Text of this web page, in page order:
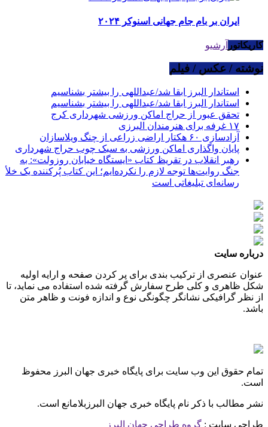
ایران بر بام جام جهانی اسنوکر ۲۰۲۴
کاریکاتور آرشیو
نوشته / عکس / فیلم
استاندار البرز ابقا شد/عبداللهی را بیشتر بشناسیم
استاندار البرز ابقا شد/عبداللهی را بیشتر بشناسیم
تحقق عبور از حراج اماکن ورزشی شهرداری کرج
۱۷ غرفه برای هنرمندان البرزی
آزادسازی ۶۰ هکتار اراضی زراعی از چنگ ویلاسازان
پایان واگذاری اماکن ورزشی به سبک چوب حراج شهرداری
رهبر انقلاب در تقریظ کتاب «ایستگاه خیابان روزولت»: به
جنگ روایت‌ها توجه لازم را نکرده‌ایم؛ این کتاب پُرکننده‌ یک خلأ
رسانه‌ای تبلیغاتی است
درباره سایت
عنوان عنصری از ترکیب بندی برای پر کردن صفحه و ارایه اولیه
شکل ظاهری و کلی طرح سفارش گرفته شده استفاده می نماید، تا
از نظر گرافیکی نشانگر چگونگی نوع و اندازه فونت و ظاهر متن
باشد.
تمام حقوق این وب سایت برای پایگاه خبری جهان البرز محفوظ
است.
نشر مطالب با ذکر نام پایگاه خبری جهان البرزبلامانع است.
طراحی سایت : گروه طراحی جهان البرز